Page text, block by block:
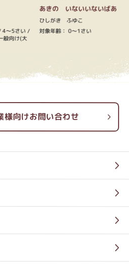
4～5さい
般向け(大
あきの いないいないばあ
ひしがき ふゆこ
対象年齢： 0～1さい
様向けお問い合わせ